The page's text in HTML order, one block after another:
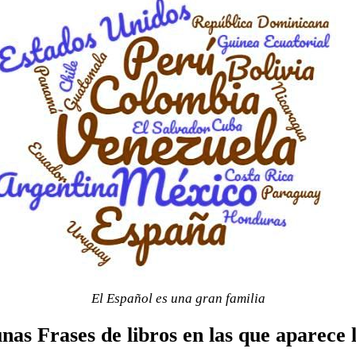
El Español es una gran familia
Frases de libros en las que aparece